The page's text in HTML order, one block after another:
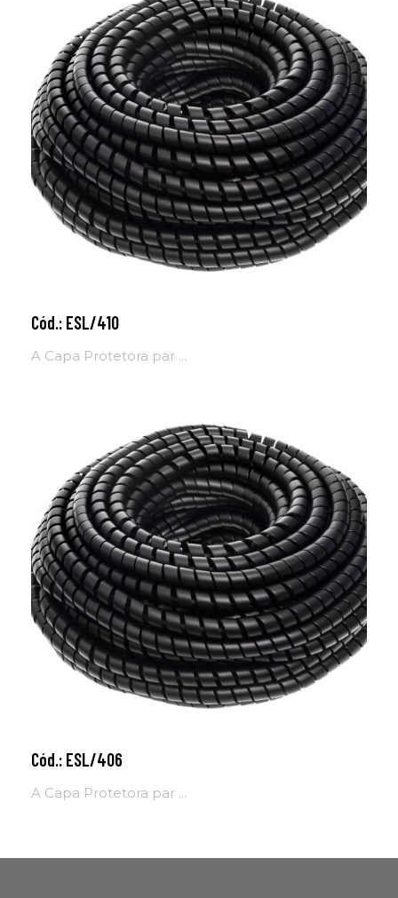
Cód.: ESL/410
A Capa Protetora par ...
Adicionar ao carrinho
Cód.: ESL/406
A Capa Protetora par ...
Adicionar ao carrinho